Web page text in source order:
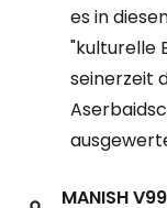
es in
"kulturelle
seinerzeit
MANISH